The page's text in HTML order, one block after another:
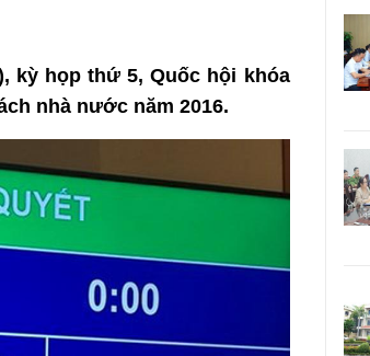
kỳ họp thứ 5, Quốc hội khóa
nhà nước năm 2016.